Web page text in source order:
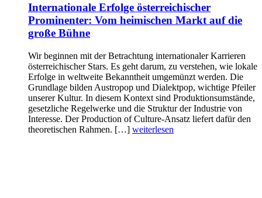
Internationale Erfolge österreichischer
Prominenter: Vom heimischen Markt auf die
große Bühne
Wir beginnen mit der Betrachtung internationaler Karrieren
österreichischer Stars. Es geht darum, zu verstehen, wie lokale
Erfolge in weltweite Bekanntheit umgemünzt werden. Die
Grundlage bilden Austropop und Dialektpop, wichtige Pfeiler
unserer Kultur. In diesem Kontext sind Produktionsumstände,
gesetzliche Regelwerke und die Struktur der Industrie von
Interesse. Der Production of Culture-Ansatz liefert dafür den
theoretischen Rahmen. […] weiterlesen